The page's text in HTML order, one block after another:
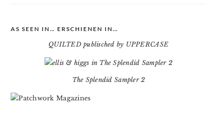
AS SEEN IN… ERSCHIENEN IN…
QUILTED publisched by UPPERCASE
The Splendid Sampler 2